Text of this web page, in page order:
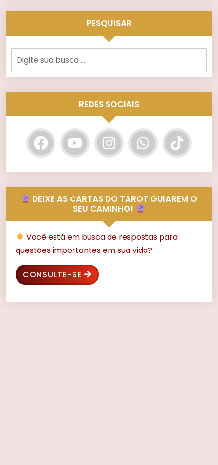
PESQUISAR
REDES SOCIAIS
DEIXE AS CARTAS DO TAROT GUIAREM O
SEU CAMINHO!
Você está em busca de respostas para
questões importantes em sua vida?
CONSULTE-SE